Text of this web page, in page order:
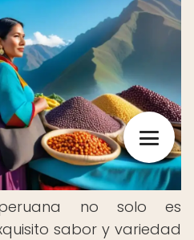
no solo es
sabor y variedad